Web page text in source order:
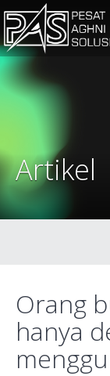
Artikel
Orang
hanya